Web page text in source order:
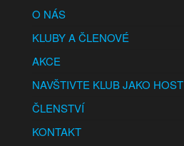
O NÁS
KLUBY A ČLENOVÉ
AKCE
NAVŠTIVTE KLUB JAKO HOST
ČLENSTVÍ
KONTAKT